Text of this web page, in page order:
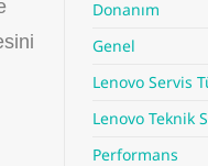
Donanım
Genel
Lenovo Servis
Lenovo Teknik
Performans